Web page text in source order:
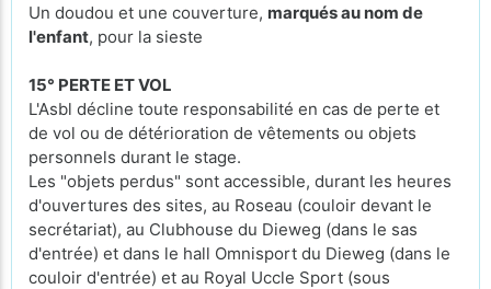
Un doudou et une couverture, marqués au nom de
l'enfant, pour la sieste
15° PERTE ET VOL
L'Asbl décline toute responsabilité en cas de perte et
de vol ou de détérioration de vêtements ou objets
personnels durant le stage.
Les "objets perdus" sont accessible, durant les heures
d'ouvertures des sites, au Roseau (couloir devant le
secrétariat), au Clubhouse du Dieweg (dans le sas
d'entrée) et dans le hall Omnisport du Dieweg (dans le
couloir d'entrée) et au Royal Uccle Sport (sous